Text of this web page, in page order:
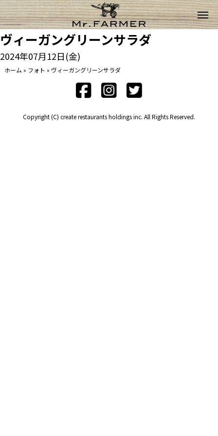
ヴィーガングリーンサラダ
2024年07月12日(金)
ホーム » フォト » ヴィーガングリーンサラダ
Copyright (C) create restaurants holdings inc. All Rights Reserved.